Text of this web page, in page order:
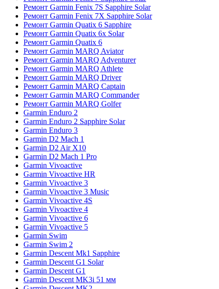
Ремонт Garmin Fenix 7S Sapphire Solar
Ремонт Garmin Fenix 7X Sapphire Solar
Ремонт Garmin Quatix 6 Sapphire
Ремонт Garmin Quatix 6x Solar
Ремонт Garmin Quatix 6
Ремонт Garmin MARQ Aviator
Ремонт Garmin MARQ Adventurer
Ремонт Garmin MARQ Athlete
Ремонт Garmin MARQ Driver
Ремонт Garmin MARQ Captain
Ремонт Garmin MARQ Commander
Ремонт Garmin MARQ Golfer
Garmin Enduro 2
Garmin Enduro 2 Sapphire Solar
Garmin Enduro 3
Garmin D2 Mach 1
Garmin D2 Air X10
Garmin D2 Mach 1 Pro
Garmin Vivoactive
Garmin Vivoactive HR
Garmin Vivoactive 3
Garmin Vivoactive 3 Music
Garmin Vivoactive 4S
Garmin Vivoactive 4
Garmin Vivoactive 6
Garmin Vivoactive 5
Garmin Swim
Garmin Swim 2
Garmin Descent Mk1 Sapphire
Garmin Descent G1 Solar
Garmin Descent G1
Garmin Descent MK3i 51 мм